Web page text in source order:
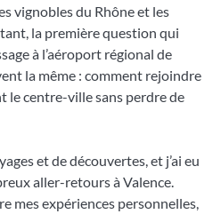
vignobles du Rhône et les
la première question qui
à l’aéroport régional de
la même : comment rejoindre
le centre-ville sans perdre de
et de découvertes, et j’ai eu
aller-retours à Valence.
mes expériences personnelles,